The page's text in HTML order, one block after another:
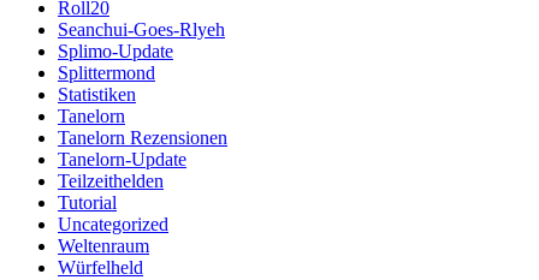
Roll20
Seanchui-Goes-Rlyeh
Splimo-Update
Splittermond
Statistiken
Tanelorn
Tanelorn Rezensionen
Tanelorn-Update
Teilzeithelden
Tutorial
Uncategorized
Weltenraum
Würfelheld